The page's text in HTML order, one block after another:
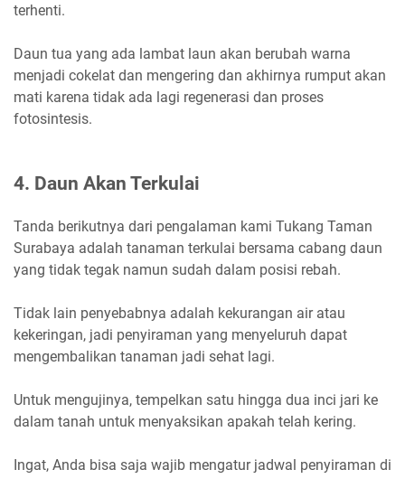
terhenti.
Daun tua yang ada lambat laun akan berubah warna
menjadi cokelat dan mengering dan akhirnya rumput akan
mati karena tidak ada lagi regenerasi dan proses
fotosintesis.
4. Daun Akan Terkulai
Tanda berikutnya dari pengalaman kami Tukang Taman
Surabaya adalah tanaman terkulai bersama cabang daun
yang tidak tegak namun sudah dalam posisi rebah.
Tidak lain penyebabnya adalah kekurangan air atau
kekeringan, jadi penyiraman yang menyeluruh dapat
mengembalikan tanaman jadi sehat lagi.
Untuk mengujinya, tempelkan satu hingga dua inci jari ke
dalam tanah untuk menyaksikan apakah telah kering.
Ingat, Anda bisa saja wajib mengatur jadwal penyiraman di